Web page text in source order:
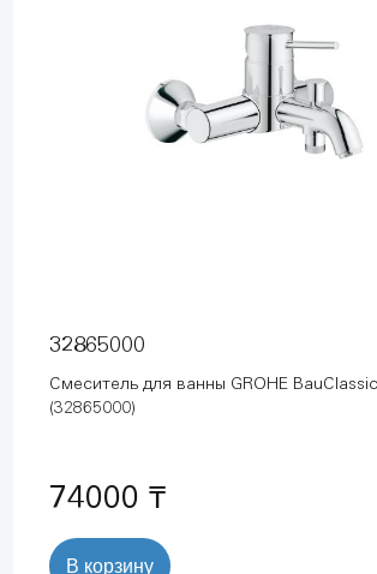
32865000
Смеситель для ванны GROHE
(32865000)
74000 ₸
В корзину